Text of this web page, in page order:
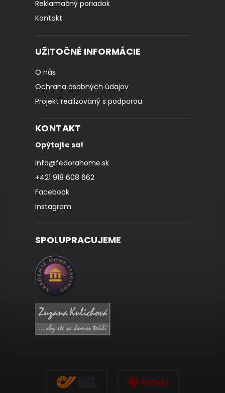
Reklamačný poriadok
Kontakt
UŽITOČNÉ INFORMÁCIE
O nás
Ochrana osobných údajov
Projekt realizovaný s podporou
KONTAKT
Opýtajte sa!
info@fedorahome.sk
+421 918 608 662
Facebook
Instagram
SPOLUPRACUJEME